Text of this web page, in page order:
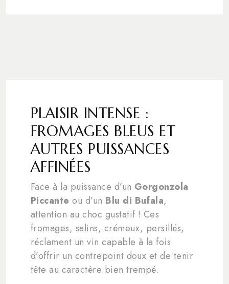
PLAISIR INTENSE :
FROMAGES BLEUS ET
AUTRES PUISSANCES
AFFINÉES
Face à la puissance d’un Gorgonzola
Piccante ou d’un Blu di Bufala,
attention au choc gustatif ! Ces
fromages, salins, crémeux, persillés,
réclament un vin capable à la fois
d’offrir un contrepoint doux et de tenir
tête au caractère bien trempé.